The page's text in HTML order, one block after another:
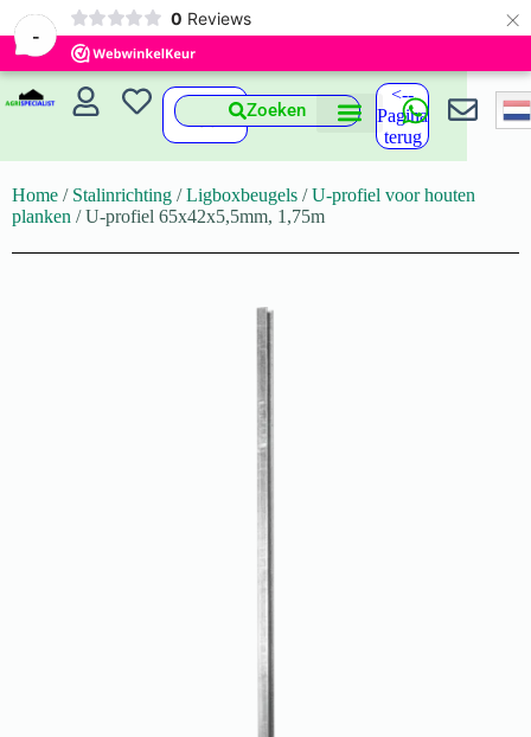
-
0 Reviews ×
Zoeken
<--
Pagina
terug
Home / Stalinrichting /Ligboxbeugels /U-profiel voor houten
planken / U-profiel 65x42x5,5mm, 1,75m